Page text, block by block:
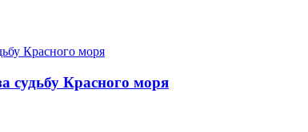
Красного моря